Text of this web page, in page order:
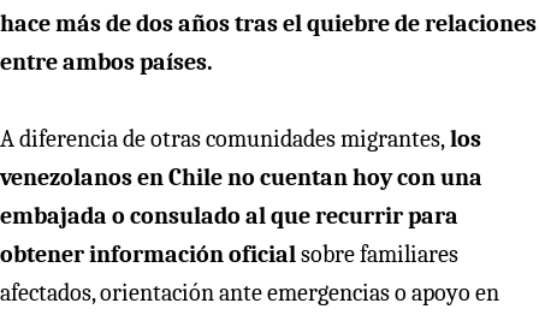
hace más de dos años tras el quiebre de relaciones
entre ambos países.
A diferencia de otras comunidades migrantes,los
venezolanos en Chile no cuentan hoy con una
embajada o consulado al que recurrir para
obtener información oficialsobre familiares
afectados, orientación ante emergencias o apoyo en